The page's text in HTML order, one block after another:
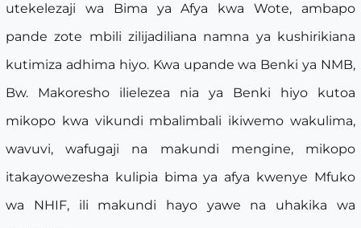
utekelezaji wa Bima ya Afya kwa Wote, ambapo
pande zote mbili zilijadiliana namna ya kushirikiana
kutimiza adhima hiyo. Kwa upande wa Benki ya NMB,
Bw. Makoresho ilielezea nia ya Benki hiyo kutoa
mikopo kwa vikundi mbalimbali ikiwemo wakulima,
wavuvi, wafugaji na makundi mengine, mikopo
itakayowezesha kulipia bima ya afya kwenye Mfuko
wa NHIF, ili makundi hayo yawe na uhakika wa